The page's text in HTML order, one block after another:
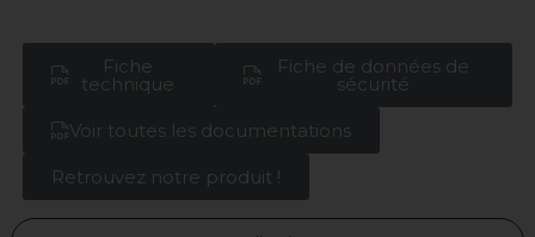
Fiche
technique
Fiche de données de
sécurité
Voir toutes les documentations
Retrouvez notre produit !